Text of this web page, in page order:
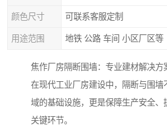
颜色尺寸 可联系客服定制
用途范围 地铁 公路 车间 小区厂区等
焦作厂房隔断围墙：专业建材解决方
在现代工业厂房建设中，隔断与围墙
域的基础设施，更是保障生产安全、
关键环节。